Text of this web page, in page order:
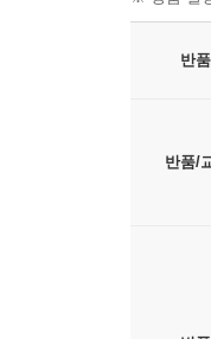
다시 들녘
옛날이었
한 해가
내 사랑
안녕 내
반
반품/